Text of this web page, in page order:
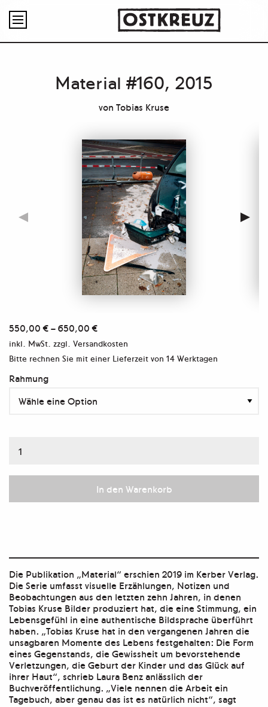

Material #160, 2015
von Tobias Kruse
550,00€–650,00€
inkl. MwSt. zzgl. Versandkosten
Bitte rechnen Sie mit einer Lieferzeit von 14 Werktagen
Rahmung
Material
Menge
In den Warenkorb
Die Publikation „Material“ erschien 2019 im Kerber Verlag.
Die Serie umfasst visuelle Erzählungen, Notizen und
Beobachtungen aus den letzten zehn Jahren, in denen
Tobias Kruse Bilder produziert hat, die eine Stimmung, ein
Lebensgefühl in eine authentische Bildsprache überführt
haben. „Tobias Kruse hat in den vergangenen Jahren die
unsagbaren Momente des Lebens festgehalten: Die Form
eines Gegenstands, die Gewissheit um bevorstehende
Verletzungen, die Geburt der Kinder und das Glück auf
ihrer Haut“, schrieb Laura Benz anlässlich der
Buchveröffentlichung. „Viele nennen die Arbeit ein
Tagebuch, aber genau das ist es natürlich nicht“, sagt